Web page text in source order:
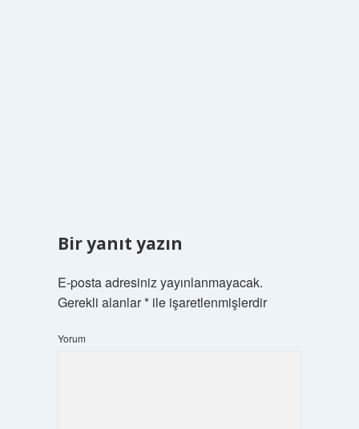
Bir yanıt yazın
E-posta adresiniz yayınlanmayacak.
Gerekli alanlar*ile işaretlenmişlerdir
Yorum